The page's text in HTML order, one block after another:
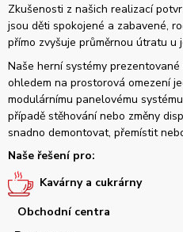
Zkušenosti z našich realizací
jsou děti spokojené a zabavené,
přímo zvyšuje průměrnou útratu u
Naše herní systémy
ohledem na prostorová omezení
modulárnímu panelovému
případě stěhování nebo změny
snadno demontovat, přemístit
Naše řešení pro:
Kavárny a cukrárny
Obchodní centra